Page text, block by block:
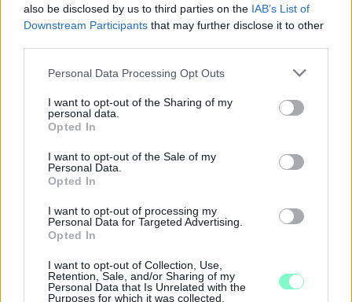
also be disclosed by us to third parties on the IAB’s List of
Downstream Participants that may further disclose it to other
Please note that this website/app uses one or more Google
not limited to your visit or usage behaviour. You may click to
grant or deny consent to Google and its third-party tags to
use your data for below specified purposes in below Google
consent section.
Personal Data Processing Opt Outs
I want to opt-out of the Sharing of my
personal data.
Opted In
I want to opt-out of the Sale of my
Personal Data.
Opted In
I want to opt-out of processing my
Personal Data for Targeted Advertising.
Opted In
I want to opt-out of Collection, Use,
Retention, Sale, and/or Sharing of my
Personal Data that Is Unrelated with the
Purposes for which it was collected.
A BAROKK ÖSSZES ÁRNYALATA ÉS MÉG EGY SOR
KIVÁLÓ PROGRAM VÁR MINDENKIT EZEN A HÉTVÉGÉN
Középpontban a hagyományőrzés, de lesz Pogány Induló és
Majka koncert, jóga szeánsz, “borhajózás” és egy csomó minden
Szólj hozzá!